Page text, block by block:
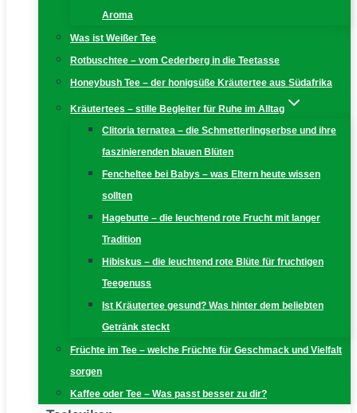
Aroma
Was ist Weißer Tee
Rotbuschtee – vom Cederberg in die Teetasse
Honeybush Tee – der honigsüße Kräutertee aus Südafrika
Kräutertees – stille Begleiter für Ruhe im Alltag
Clitoria ternatea – die Schmetterlingserbse und ihre
faszinierenden blauen Blüten
Fencheltee bei Babys – was Eltern heute wissen
sollten
Hagebutte – die leuchtend rote Frucht mit langer
Tradition
Hibiskus – die leuchtend rote Blüte für fruchtigen
Teegenuss
Ist Kräutertee gesund? Was hinter dem beliebten
Getränk steckt
Früchte im Tee – welche Früchte für Geschmack und Vielfalt
sorgen
Kaffee oder Tee – Was passt besser zu dir?